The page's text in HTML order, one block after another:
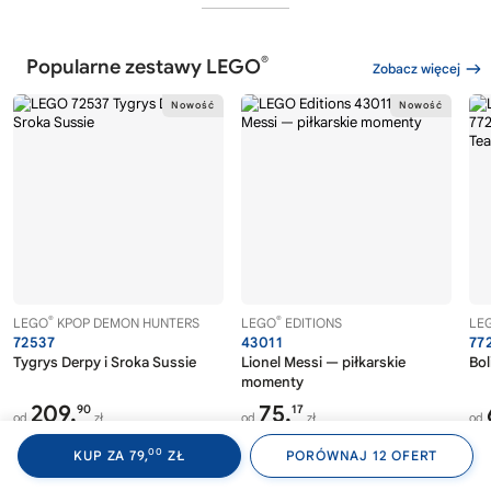
KUP ZA 79,00 ZŁ PORÓWNAJ 12 OFERT
Popularne zestawy LEGO® Zobacz więcej
LEGO® KPOP DEMON HUNTERS
72537
Tygrys Derpy i Sroka Sussie
od 209,90
zł
-4% 219,00najniższa cena
-30% 99 cena katalogowa
LEGO® EDITIONS
43011
Lionel Messi — piłkarskie
momenty
od 75,17
zł
+5% 71,29najniższa cena
-40% 124,99cena katalogowa
od